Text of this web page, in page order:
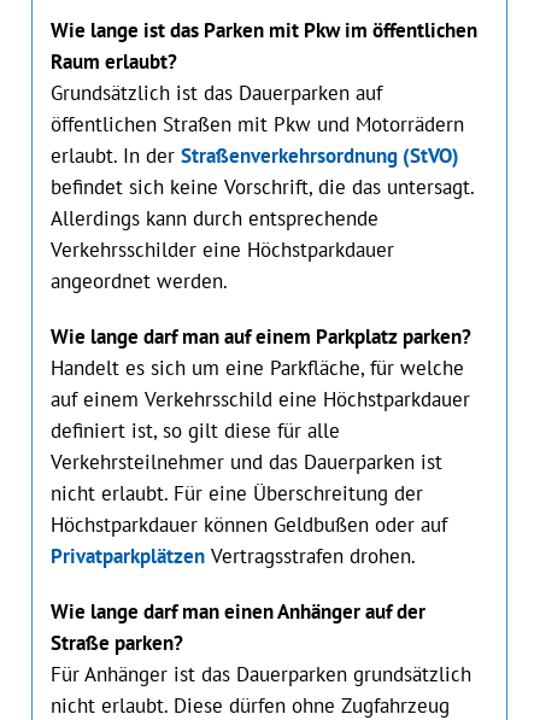
Wie lange ist das Parken mit Pkw im öffentlichen
Raum erlaubt?
Grundsätzlich ist das Dauerparken auf
öffentlichen Straßen mit Pkw und Motorrädern
erlaubt. In der Straßenverkehrsordnung (StVO)
befindet sich keine Vorschrift, die das untersagt.
Allerdings kann durch entsprechende
Verkehrsschilder eine Höchstparkdauer
angeordnet werden.
Wie lange darf man auf einem Parkplatz parken?
Handelt es sich um eine Parkfläche, für welche
auf einem Verkehrsschild eine Höchstparkdauer
definiert ist, so gilt diese für alle
Verkehrsteilnehmer und das Dauerparken ist
nicht erlaubt. Für eine Überschreitung der
Höchstparkdauer können Geldbußen oder auf
PrivatparkplätzenVertragsstrafen drohen.
Wie lange darf man einen Anhänger auf der
Straße parken?
Für Anhänger ist das Dauerparken grundsätzlich
nicht erlaubt. Diese dürfen ohne Zugfahrzeug